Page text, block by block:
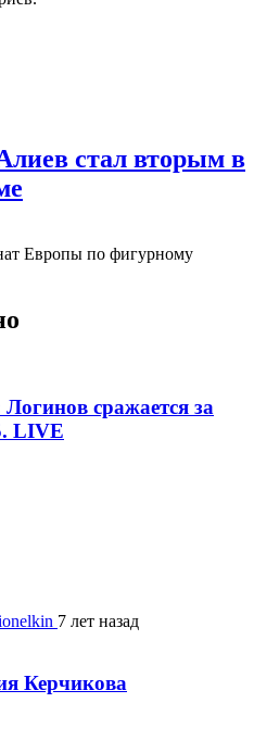
стал вторым в
Европы по фигурному
сражается за
LIVE
7 лет назад
Керчикова